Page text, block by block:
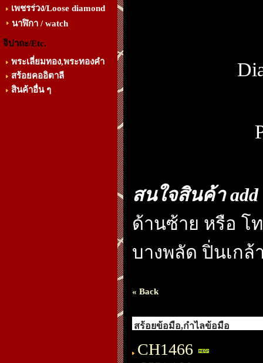
เพชรร่วง/Loose diamond
นาฬิกา / watch
จิปาถะ/Etc.
พระเลี่ยมทอง,พระทองคำ
สร้อยคออิตาลี
สินค้าอื่น ๆ
สนใจสินค้า add
ด้านซ้าย หรือ โ
บางพลัด ปิ่นเกล้
« Back
สร้อยข้อมือ,กำไลข้อมือ
CH1466